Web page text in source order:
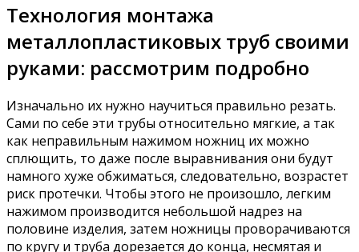
Технология монтажа
металлопластиковых труб своими
руками: рассмотрим подробно
Изначально их нужно научиться правильно резать.
Сами по себе эти трубы относительно мягкие, а так
как неправильным нажимом ножниц их можно
сплющить, то даже после выравнивания они будут
намного хуже обжиматься, следовательно, возрастет
риск протечки. Чтобы этого не произошло, легким
нажимом производится небольшой надрез на
половине изделия, затем ножницы проворачиваются
по кругу и труба дорезается до конца, несмятая и